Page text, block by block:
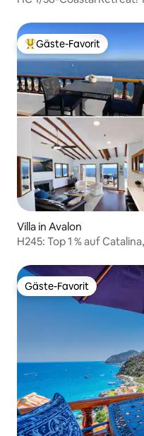
Beliebter Gäste-Favorit.
Gäste-Favorit
Villa in Avalon
H245: Top 1 % auf
Gäste-Favorit
Gäste-Favorit